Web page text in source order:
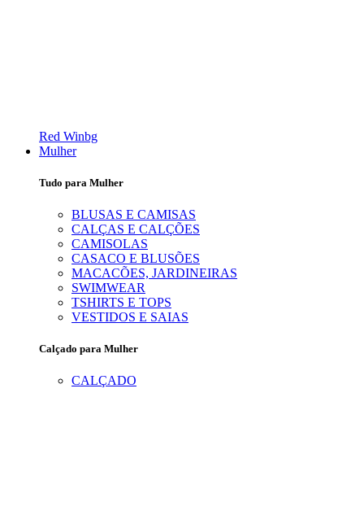
Red Winbg
Mulher
Tudo para Mulher
BLUSAS E CAMISAS
CALÇAS E CALÇÕES
CAMISOLAS
CASACO E BLUSÕES
MACACÕES, JARDINEIRAS
SWIMWEAR
TSHIRTS E TOPS
VESTIDOS E SAIAS
Calçado para Mulher
CALÇADO